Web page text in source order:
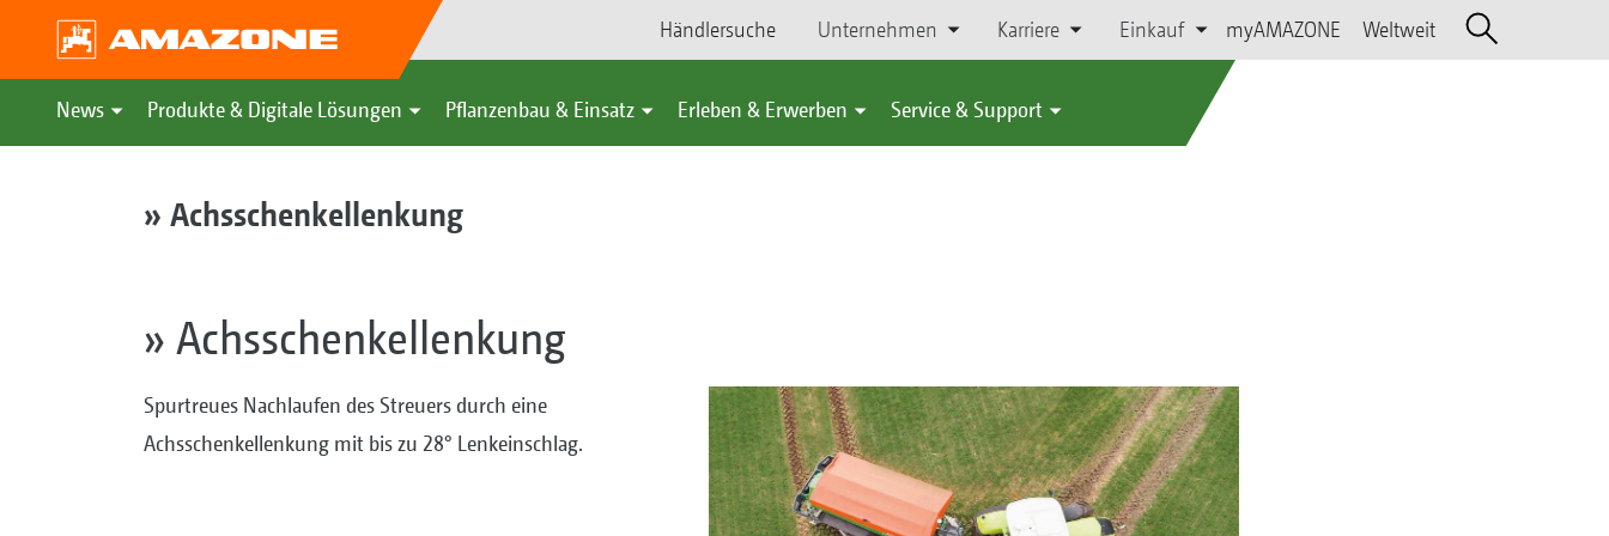
Händlersuche Unternehmen Karriere Einkauf myAMAZONE Weltweit
News Produkte & Digitale Lösungen Pflanzenbau & Einsatz Erleben & Erwerben Service & Support
» Achsschenkellenkung
» Achsschenkellenkung
Spurtreues Nachlaufen des Streuers durch eine
Achsschenkellenkung mit bis zu 28° Lenkeinschlag.